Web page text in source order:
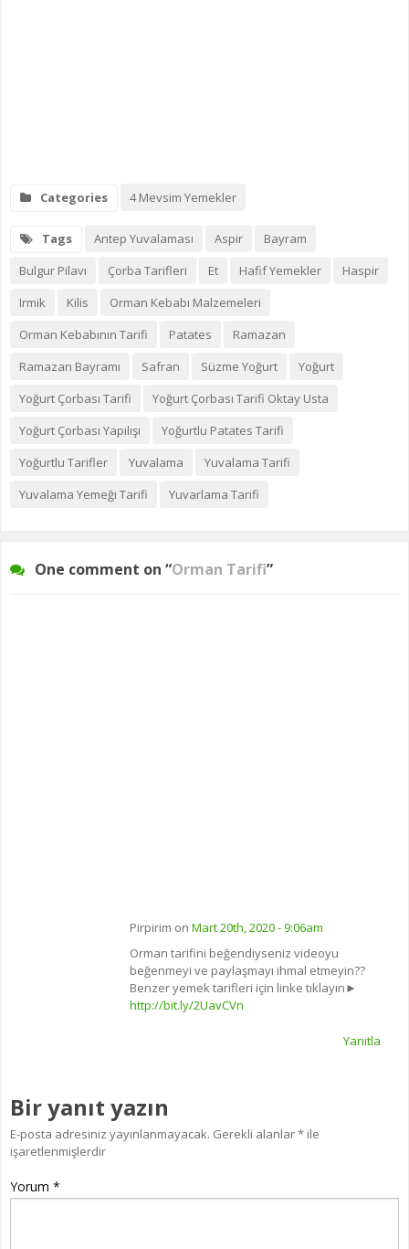
Categories 4 Mevsim Yemekler
Tags Antep Yuvalaması Aspir
Bayram
Bulgur Pilavı
Çorba Tarifleri Et Hafif Yemekler
Haspir
Irmik
Kilis
Orman Kebabı Malzemeleri
Orman Kebabının Tarifi
Patates
Ramazan
Ramazan Bayramı
Safran Süzme Yoğurt
Yoğurt
Yoğurt Çorbası Tarifi
Yoğurt Çorbası Tarifi Oktay Usta
Yoğurt Çorbası Yapılışı
Yoğurtlu Patates Tarifi
Yoğurtlu Tarifler
Yuvalama
Yuvalama Tarifi
Yuvalama Yemeği Tarifi
Yuvarlama Tarifi
One comment on “Orman Tarifi”
Pirpirim on Mart 20th, 2020 - 9:06am
Orman tarifini beğendiyseniz videoyu
beğenmeyi ve paylaşmayı ihmal etmeyin??
Benzer yemek tarifleri için linke tıklayın►
http://bit.ly/2UavCVn
Yanıtla
Bir yanıt yazın
E-posta adresiniz yayınlanmayacak. Gerekli alanlar* ile
işaretlenmişlerdir
Yorum *